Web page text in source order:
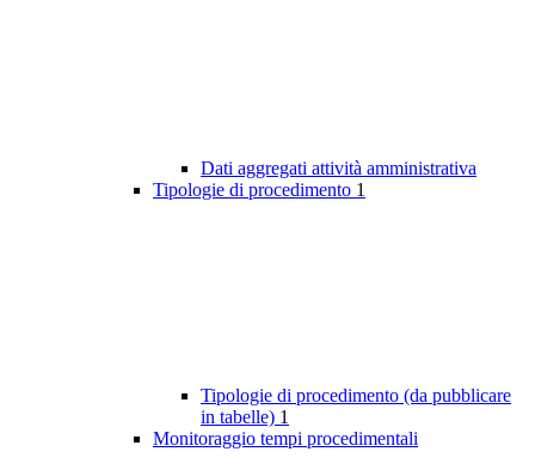
Dati aggregati attività amministrativa
Tipologie di procedimento 1
Tipologie di procedimento (da pubblicare
in tabelle) 1
Monitoraggio tempi procedimentali